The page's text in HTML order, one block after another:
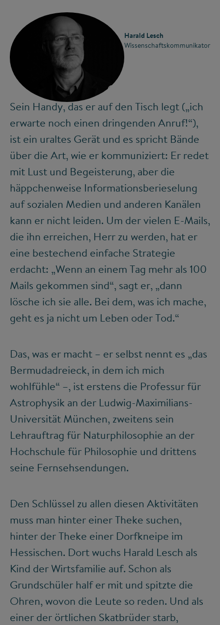
©
Harald Lesch
Wissenschaftskommunikator
Sein Handy, das er auf den Tisch legt („ich
erwarte noch einen dringenden Anruf!“),
ist ein uraltes Gerät und es spricht Bände
über die Art, wie er kommuniziert: Er redet
mit Lust und Begeisterung, aber die
häppchenweise Informationsberieselung
auf sozialen Medien und anderen Kanälen
kann er nicht leiden. Um der vielen E-Mails,
die ihn erreichen, Herr zu werden, hat er
eine bestechend einfache Strategie
erdacht: „Wenn an einem Tag mehr als 100
Mails gekommen sind“, sagt er, „dann
lösche ich sie alle. Bei dem, was ich mache,
geht es ja nicht um Leben oder Tod.“
Das, was er macht – er selbst nennt es „das
Bermudadreieck, in dem ich mich
wohlfühle“ –, ist erstens die Professur für
Astrophysik an der Ludwig-Maximilians-
Universität München, zweitens sein
Lehrauftrag für Naturphilosophie an der
Hochschule für Philosophie und drittens
seine Fernsehsendungen.
Den Schlüssel zu allen diesen Aktivitäten
muss man hinter einer Theke suchen,
hinter der Theke einer Dorfkneipe im
Hessischen. Dort wuchs Harald Lesch als
Kind der Wirtsfamilie auf. Schon als
Grundschüler half er mit und spitzte die
Ohren, wovon die Leute so reden. Und als
einer der örtlichen Skatbrüder starb,